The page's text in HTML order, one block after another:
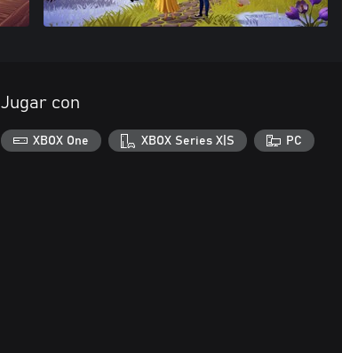
Jugar con
XBOX One XBOX Series X|S PC